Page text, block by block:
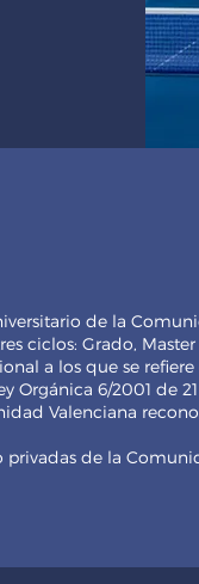
de la
ciclos: Grado,
a los que se refiere
Orgánica 6/2001 de
Valenciana
de la